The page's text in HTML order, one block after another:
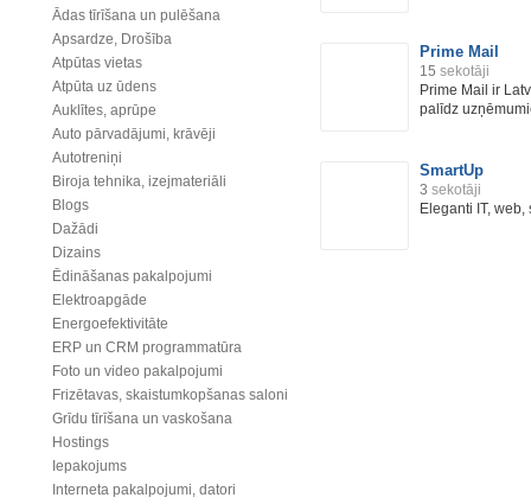
Ādas tīrīšana un pulēšana
Apsardze, Drošība
Atpūtas vietas
Atpūta uz ūdens
Auklītes, aprūpe
Auto pārvadājumi, krāvēji
Autotreniņi
Biroja tehnika, izejmateriāli
Blogs
Dažādi
Dizains
Ēdināšanas pakalpojumi
Elektroapgāde
Energoefektivitāte
ERP un CRM programmatūra
Foto un video pakalpojumi
Frizētavas, skaistumkopšanas saloni
Grīdu tīrīšana un vaskošana
Hostings
Iepakojums
Interneta pakalpojumi, datori
Prime Mail
15 sekotāji
Prime Mail ir
palīdz
SmartUp
3 sekotāji
Eleganti IT,